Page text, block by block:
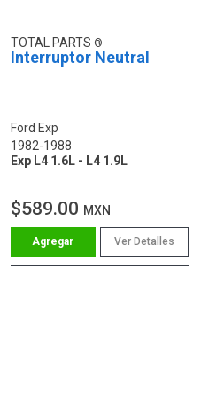
TOTAL PARTS
Interruptor Neutral
Ford Exp
1982-1988
Exp L4 1.6L - L4 1.9L
$589.00 MXN
Ver Detalles